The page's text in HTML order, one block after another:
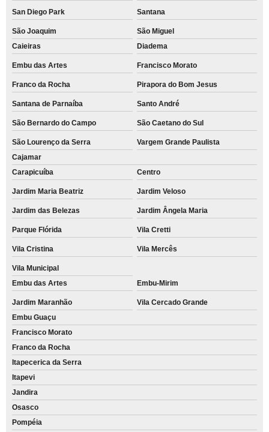
San Diego Park Santana
São Joaquim
São Miguel
Caieiras
Diadema
Embu das Artes Francisco Morato
Franco da Rocha Pirapora do Bom Jesus
Santana de Parnaíba Santo André
São Bernardo do Campo São Caetano do Sul
São Lourenço da Serra
Vargem Grande Paulista
Cajamar
Carapicuíba
Centro
Jardim Maria Beatriz Jardim Veloso
Jardim das Belezas Jardim Ângela Maria
Parque Flórida Vila Cretti
Vila Cristina Vila Mercês
Vila Municipal
Embu das Artes
Embu-Mirim
Jardim Maranhão
Vila Cercado Grande
Embu Guaçu
Francisco Morato
Franco da Rocha
Itapecerica da Serra
Itapevi
Jandira
Osasco
Pompéia